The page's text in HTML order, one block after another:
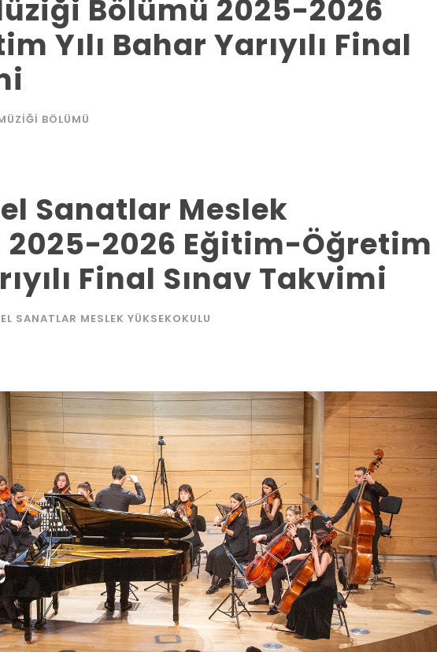
Bölümü 2025-2026
Yılı Bahar Yarıyılı Final
BÖLÜMÜ
Sanatlar Meslek
2026 Eğitim-Öğretim
Final Sınav Takvimi
SANATLAR MESLEK YÜKSEKOKULU